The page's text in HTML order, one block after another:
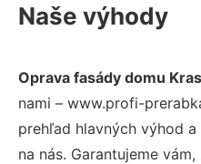
Naše výhody
Oprava fasády domu
nami – www.profi-
prehľad hlavných výhod
na nás. Garantujeme